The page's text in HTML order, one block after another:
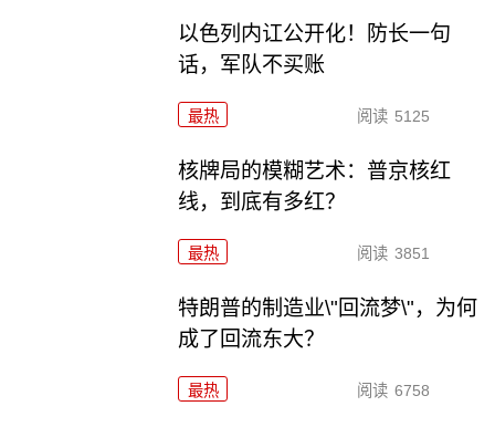
以色列内讧公开化！防长一句
话，军队不买账
最热 阅读 5125
核牌局的模糊艺术：普京核红
线，到底有多红？
最热 阅读 3851
特朗普的制造业\"回流梦\"，为何
成了回流东大？
最热 阅读 6758